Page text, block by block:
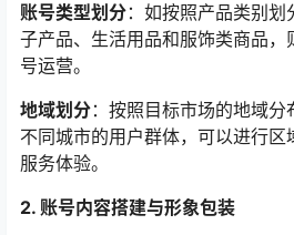
账号类型划分：如按照产品类别
子产品、生活用品和服饰类商品，
号运营。
地域划分：按照目标市场的地域
不同城市的用户群体，可以进行
服务体验。
2. 账号内容搭建与形象包装